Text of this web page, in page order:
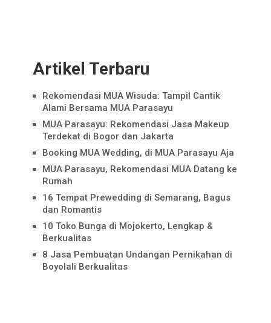
Artikel Terbaru
Rekomendasi MUA Wisuda: Tampil Cantik
Alami Bersama MUA Parasayu
MUA Parasayu: Rekomendasi Jasa Makeup
Terdekat di Bogor dan Jakarta
Booking MUA Wedding, di MUA Parasayu Aja
MUA Parasayu, Rekomendasi MUA Datang ke
Rumah
16 Tempat Prewedding di Semarang, Bagus
dan Romantis
10 Toko Bunga di Mojokerto, Lengkap &
Berkualitas
8 Jasa Pembuatan Undangan Pernikahan di
Boyolali Berkualitas